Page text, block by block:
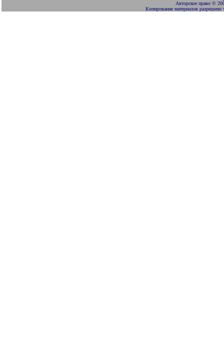
Авторское право ©
Копирование материалов